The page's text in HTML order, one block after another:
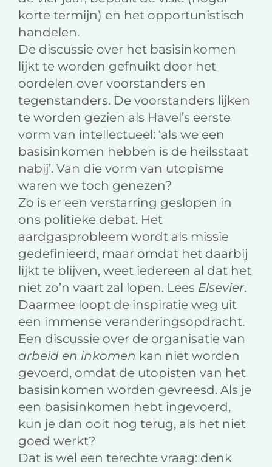
korte termijn) en het opportunistisch
handelen.
De discussie over het basisinkomen
lijkt te worden gefnuikt door het
oordelen over voorstanders en
tegenstanders. De voorstanders lijken
te worden gezien als Havel’s eerste
vorm van intellectueel: ‘als we een
basisinkomen hebben is de heilsstaat
nabij’. Van die vorm van utopisme
waren we toch genezen?
Zo is er een verstarring geslopen in
ons politieke debat. Het
aardgasprobleem wordt als missie
gedefinieerd, maar omdat het daarbij
lijkt te blijven, weet iedereen al dat het
niet zo’n vaart zal lopen. Lees Elsevier.
Daarmee loopt de inspiratie weg uit
een immense veranderingsopdracht.
Een discussie over de organisatie van
arbeid en inkomen kan niet worden
gevoerd, omdat de utopisten van het
basisinkomen worden gevreesd. Als je
een basisinkomen hebt ingevoerd,
kun je dan ooit nog terug, als het niet
goed werkt?
Dat is wel een terechte vraag: denk